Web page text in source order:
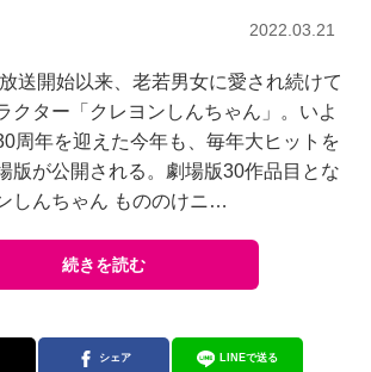
2022.03.21
送開始以来、老若男女に愛され続けて
クター「クレヨンしんちゃん」。いよ
周年を迎えた今年も、毎年大ヒットを
版が公開される。劇場版30作品目とな
しんちゃん もののけニ…
続きを読む
シェア LINEで送る